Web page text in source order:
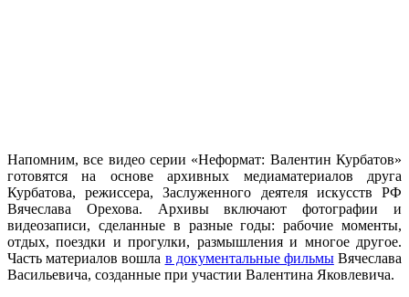
Напомним, все видео серии «Неформат: Валентин Курбатов»
готовятся на основе архивных медиаматериалов друга
Курбатова, режиссера, Заслуженного деятеля искусств РФ
Вячеслава Орехова. Архивы включают фотографии и
видеозаписи, сделанные в разные годы: рабочие моменты,
отдых, поездки и прогулки, размышления и многое другое.
Часть материалов вошла в документальные фильмыВячеслава
Васильевича, созданные при участии Валентина Яковлевича.